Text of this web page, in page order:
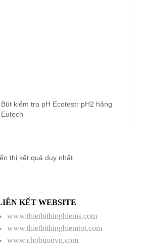
Đọc tiếp
Bút kiểm tra pH Ecotestr pH2 hãng
Eutech
thị kết quả duy nhất
KẾT WEBSITE
www.thietbithinghiems.com
www.thietbithinghiemtot.com
www.chobuonvn.com